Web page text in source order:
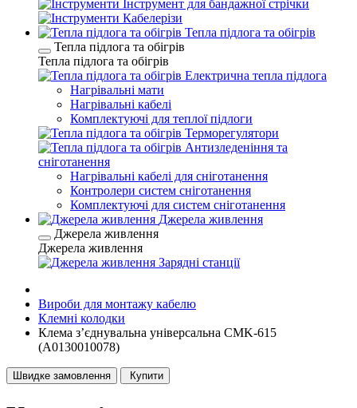
Інструмент для бандажної стрічки
Кабелерізи
Тепла підлога та обігрів
Тепла підлога та обігрів
Тепла підлога та обігрів
Електрична тепла підлога
Нагрівальні мати
Нагрівальні кабелі
Комплектуючі для теплої підлоги
Терморегулятори
Антизледеніння та
сніготанення
Нагрівальні кабелі для сніготанення
Контролери систем сніготанення
Комплектуючі для систем сніготанення
Джерела живлення
Джерела живлення
Джерела живлення
Зарядні станції
Вироби для монтажу кабелю
Клемні колодки
Клема з’єднувальна універсальна CMK-615
(A0130010078)
Швидке замовлення Купити